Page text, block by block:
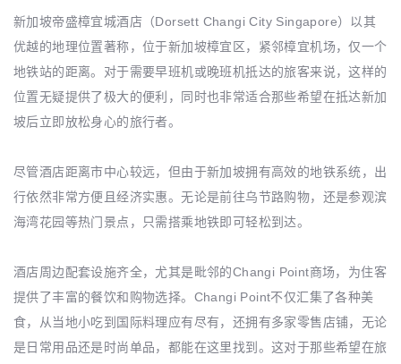
新加坡帝盛樟宜城酒店（Dorsett Changi City Singapore）以其
优越的地理位置著称，位于新加坡樟宜区，紧邻樟宜机场，仅一个
地铁站的距离。对于需要早班机或晚班机抵达的旅客来说，这样的
位置无疑提供了极大的便利，同时也非常适合那些希望在抵达新加
坡后立即放松身心的旅行者。
尽管酒店距离市中心较远，但由于新加坡拥有高效的地铁系统，出
行依然非常方便且经济实惠。无论是前往乌节路购物，还是参观滨
海湾花园等热门景点，只需搭乘地铁即可轻松到达。
酒店周边配套设施齐全，尤其是毗邻的Changi Point商场，为住客
提供了丰富的餐饮和购物选择。Changi Point不仅汇集了各种美
食，从当地小吃到国际料理应有尽有，还拥有多家零售店铺，无论
是日常用品还是时尚单品，都能在这里找到。这对于那些希望在旅